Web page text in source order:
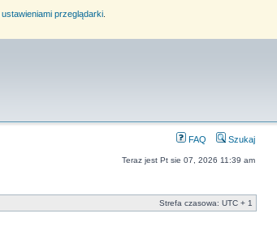
ustawieniami przeglądarki.
FAQ Szukaj
Teraz jest Pt sie 07, 2026 11:39 am
Strefa czasowa: UTC + 1